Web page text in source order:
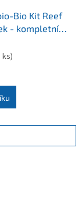
Bio Kit Reef
- kompletní
ks)